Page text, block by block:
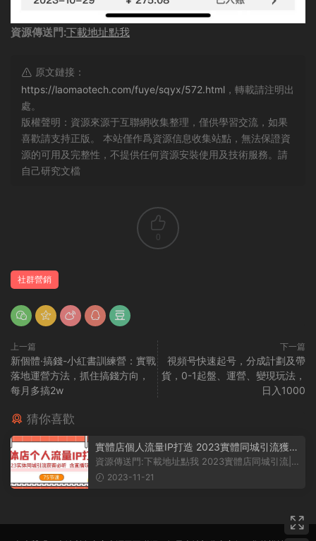
資源傳送門:下載地址點我
原文鏈接：
https://laomaotech.com/fuye/sqyx/572.html ，轉載請注明出
處。
版權聲明：資源來源于互聯網收集整理，僅供學習交流，如果
喜歡請支持正版。 本站僅作爲資源信息收集站點，無法保證資
源的可用及完整性，不提供任何資源安裝使用及技術服務。請
自己研究文檔
0
社群營銷
上一篇
新個體·搞錢-小紅書訓練營：實戰
落地運營方法，抓住搞錢方向，
每月多搞2w
下一篇
視頻号快速起号，分成計劃及帶
貨，0-1起盤、運營、變現玩法，
日入1000
猜你喜歡
實體店個人流量IP打造 2023實體同城引流獲客
必聽 含直播玩法（75節完整版）
資源傳送門:下載地址點我 2023實體店同城引流|
2023-11-21